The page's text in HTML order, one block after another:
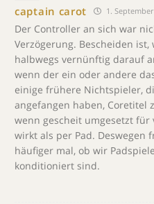
captain carot 1.
Der Controller an sich war
Verzögerung. Bescheiden
halbwegs vernünftig darauf
wenn der ein oder andere
einige frühere Nichtspieler,
angefangen haben, Coretitel
wenn gescheit umgesetzt
wirkt als per Pad. Deswegen
häufiger mal, ob wir
konditioniert sind.